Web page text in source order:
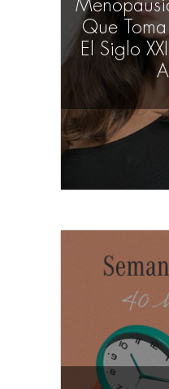
Que
El Siglo